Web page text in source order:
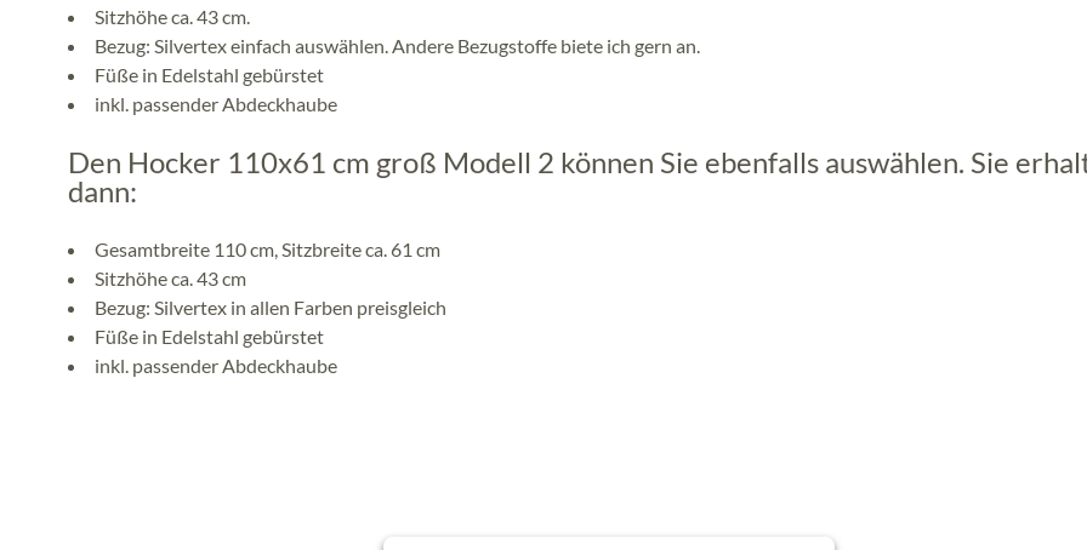
Sitzhöhe ca. 43 cm.
Bezug: Silvertex einfach auswählen. Andere Bezugstoffe biete ich gern an.
Füße in Edelstahl gebürstet
inkl. passender Abdeckhaube
Den Hocker 110x61 cm groß Modell 2 können Sie ebenfalls auswählen. Sie
dann:
Gesamtbreite 110 cm, Sitzbreite ca. 61 cm
Sitzhöhe ca. 43 cm
Bezug: Silvertex in allen Farben preisgleich
Füße in Edelstahl gebürstet
inkl. passender Abdeckhaube